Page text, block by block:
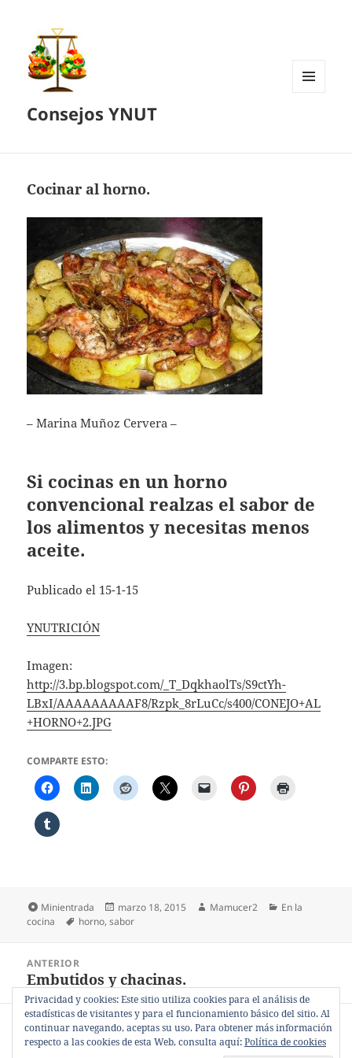
Consejos YNUT
Cocinar al horno.
– Marina Muñoz Cervera –
Si cocinas en un horno
convencional realzas el sabor de
los alimentos y necesitas menos
aceite.
Publicado el 15-1-15
YNUTRICIÓN
Imagen:
http://3.bp.blogspot.com/_T_DqkhaolTs/S9ctYh-
LBxI/AAAAAAAAAF8/Rzpk_8rLuCc/s400/CONEJO+AL
+HORNO+2.JPG
COMPARTE ESTO:
Formato
Minientrada
Publicado
el
marzo 18, 2015 Autor
Mamucer2 Categorías
En la
cocina
Etiquetas
horno,sabor
entradas
ANTERIOR
Entrada
anterior:
Embutidos y chacinas.
SIGUIENTE
Entrada
Mascotas en la cocina.
Privacidad y cookies: Este sitio utiliza cookies para el análisis de
estadísticas de visitantes y para el funcionamiento básico del sitio. Al
continuar navegando, aceptas su uso. Para obtener más información
respecto a las cookies de esta Web, consulta aquí:Política de cookies